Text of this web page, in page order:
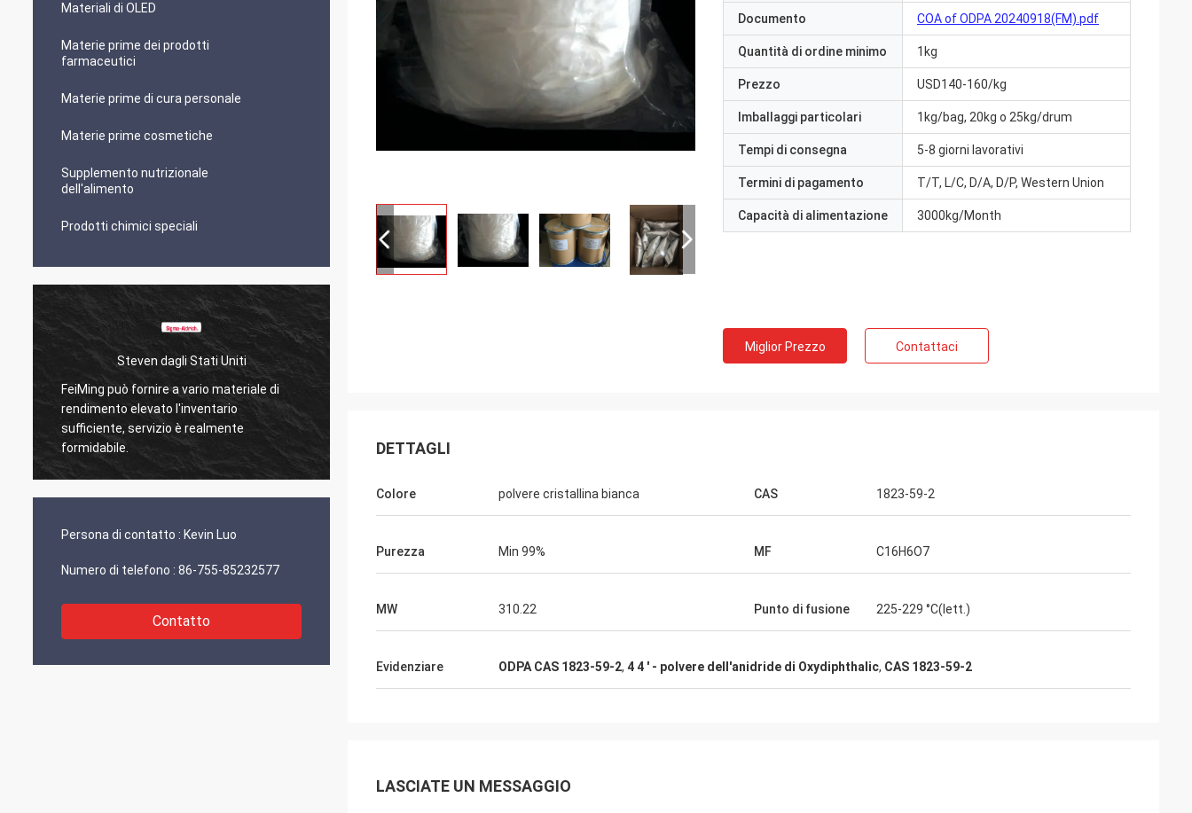
Materiali di OLED
Materie prime dei prodotti
farmaceutici
Materie prime di cura personale
Materie prime cosmetiche
Supplemento nutrizionale
dell'alimento
Prodotti chimici speciali
Steven dagli Stati Uniti
FeiMing può fornire a vario materiale di
rendimento elevato l'inventario
sufficiente, servizio è realmente
formidabile.
Lara Schenk dal Belgio
Persona di contatto : Kevin Luo
Numero di telefono : 86-755-85232577
Contatto
Documento COA of ODPA 20240918(FM).pdf
Quantità di ordine minimo 1kg
Prezzo USD140-160/kg
Imballaggi particolari 1kg/bag, 20kg o 25kg/drum
Tempi di consegna 5-8 giorni lavorativi
Termini di pagamento T/T, L/C, D/A, D/P, Western Union
Capacità di alimentazione 3000kg/Month
Miglior Prezzo Contattaci
DETTAGLI
Colore polvere cristallina bianca CAS 1823-59-2
Purezza Min 99% MF C16H6O7
MW 310.22 Punto di fusione 225-229 °C(lett.)
Evidenziare ODPA CAS 1823-59-2, 4 4 ′ - polvere dell'anidride di Oxydiphthalic, CAS 1823-59-2
LASCIATE UN MESSAGGIO